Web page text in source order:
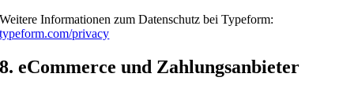
Weitere Informationen zum Datenschutz bei Typeform:
typeform.com/privacy
8. eCommerce und Zahlungs­anbieter